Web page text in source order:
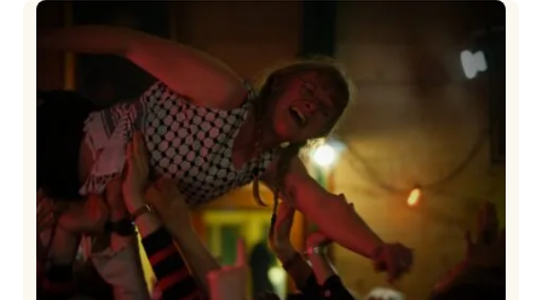
Lightning
Trio
–
Årets
Unge
Jazztalent
2024